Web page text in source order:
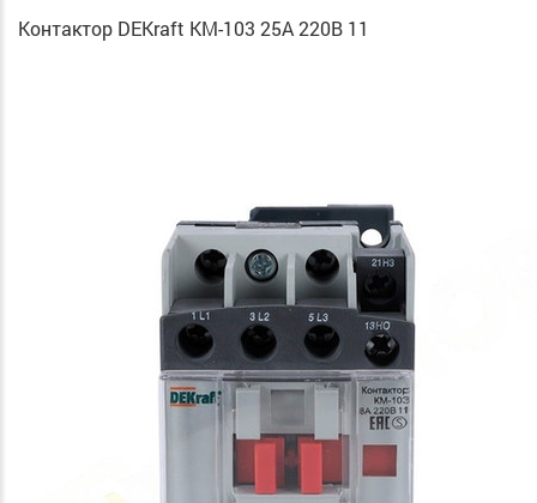
Контактор DEKraft KM-103 25А 220В 11